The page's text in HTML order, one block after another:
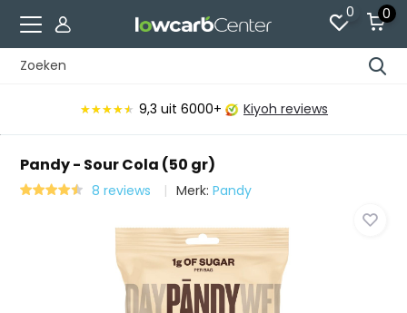
0 0
★★★★★
★★★★★ 9,3 uit 6000+ Kiyoh reviews
Pandy - Sour Cola (50 gr)
8 reviews Merk:Pandy